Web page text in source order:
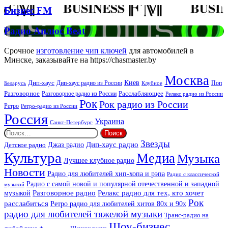
Бизнес
Бизнес FM
Радио
Аплюс
Beat
Радио Аплюс Beat
Срочное изготовление чип ключей для автомобилей в
Минске, заказывайте на https://chasmaster.by
Беларусь Дип-хаус Дип-хаус радио из России Киев Клубное Москва Поп
Разговорное Разговорное радио из России Расслабляющее Релакс радио из России
Ретро Ретро-радио из России РокРок радио из России
Россия Санкт-Петербург Украина
Найти:
Детское радио Джаз радио Дип-хаус радио Звезды
Культура Лучшее клубное радио МедиаМузыка
Новости Радио для любителей хип-хопа и рэпа Радио с классической
музыкой Радио с самой новой и популярной отечественной и западной
музыкой Разговорное радио Релакс радио для тех, кто хочет
расслабиться Ретро радио для любителей хитов 80х и 90х Рок
радио для любителей тяжелой музыки Транс-радио на